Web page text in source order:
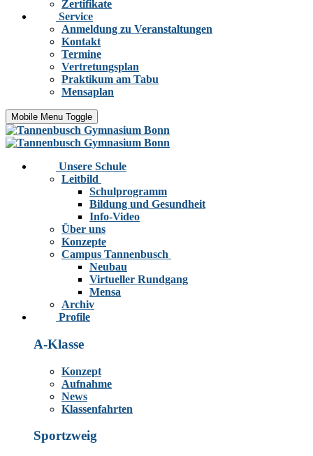
Zertifikate
Service
Anmeldung zu Veranstaltungen
Kontakt
Termine
Vertretungsplan
Praktikum am Tabu
Mensaplan
Mobile Menu Toggle
Unsere Schule
Leitbild
Schulprogramm
Bildung und Gesundheit
Info-Video
Über uns
Konzepte
Campus Tannenbusch
Neubau
Virtueller Rundgang
Mensa
Archiv
Profile
A-Klasse
Konzept
Aufnahme
News
Klassenfahrten
Sportzweig